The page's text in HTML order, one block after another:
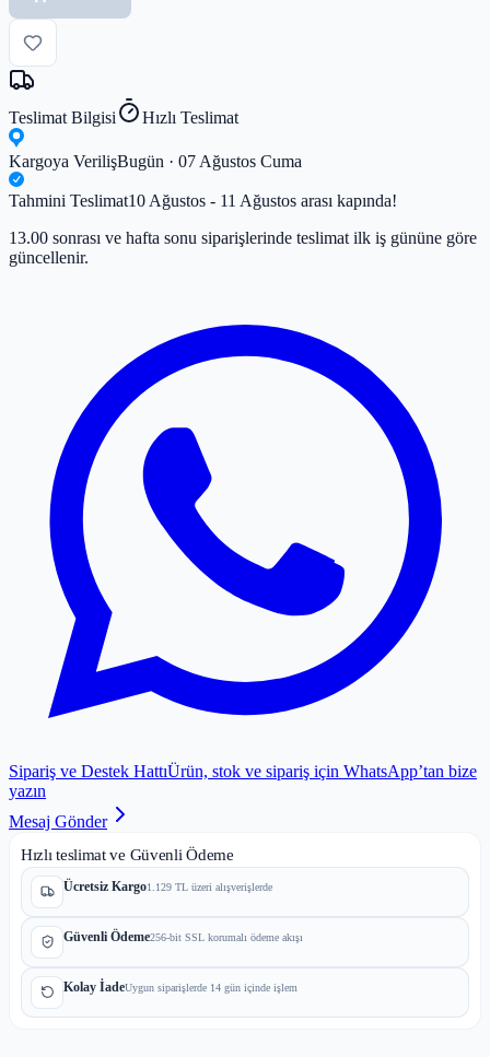
Teslimat Bilgisi Hızlı Teslimat
Kargoya VerilişBugün · 07 Ağustos Cuma
Tahmini Teslimat10 Ağustos - 11 Ağustos arası kapında!
13.00 sonrası ve hafta sonu siparişlerinde teslimat ilk iş gününe göre
güncellenir.
Sipariş ve Destek HattıÜrün, stok ve sipariş için WhatsApp’tan bize
yazın
Mesaj Gönder
Hızlı teslimat ve Güvenli Ödeme
Ücretsiz Kargo1.129 TL üzeri alışverişlerde
Güvenli Ödeme256-bit SSL korumalı ödeme akışı
Kolay İadeUygun siparişlerde 14 gün içinde işlem